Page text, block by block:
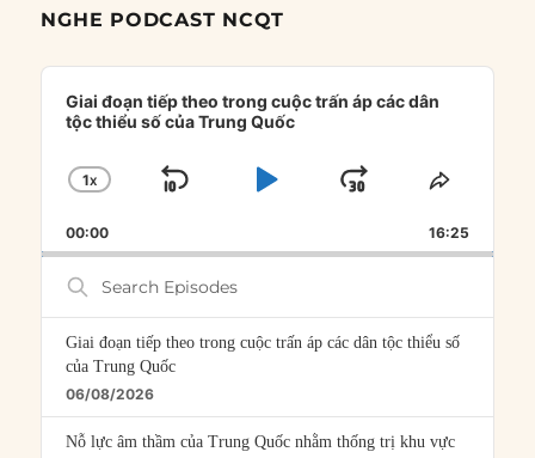
NGHE PODCAST NCQT
Audio
Player
Giai đoạn tiếp theo trong cuộc trấn áp các dân
tộc thiểu số của Trung Quốc
CHANGE
RATE
1X
SKIP
PLAYJUMP
FORWARD
SHARE
00:00 16:25
Search
Episodes
Giai đoạn tiếp theo trong cuộc trấn áp các dân tộc thiểu số
của Trung Quốc
06/08/2026
Nỗ lực âm thầm của Trung Quốc nhằm thống trị khu vực